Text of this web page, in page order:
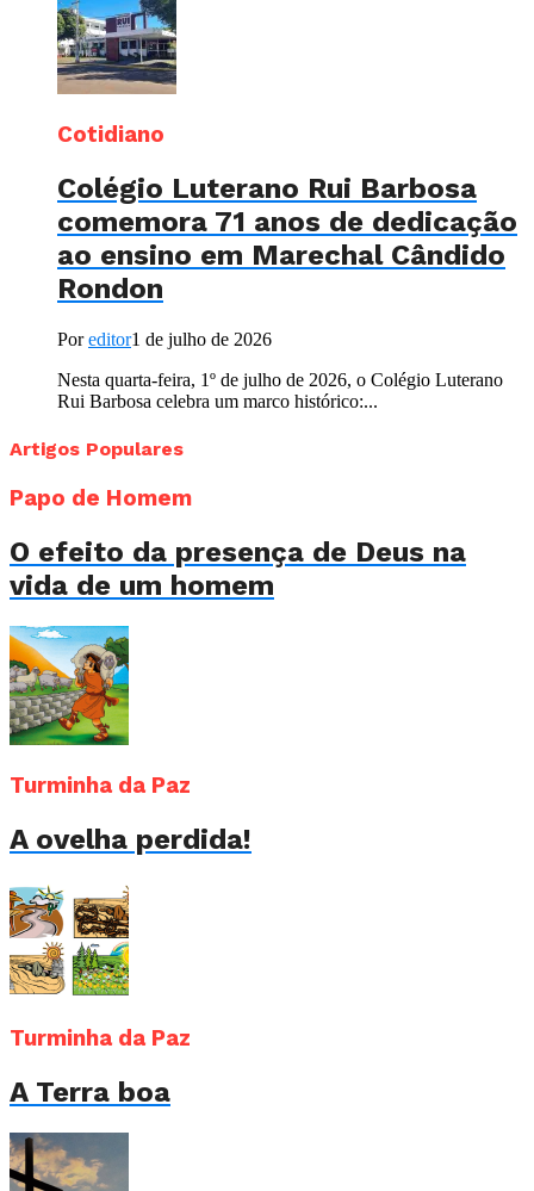
Cotidiano
Colégio Luterano Rui Barbosa
comemora 71 anos de dedicação
ao ensino em Marechal Cândido
Rondon
Poreditor1 de julho de 2026
Nesta quarta-feira, 1º de julho de 2026, o Colégio Luterano
Rui Barbosa celebra um marco histórico:...
Artigos Populares
Papo de Homem
O efeito da presença de Deus na
vida de um homem
Turminha da Paz
A ovelha perdida!
Turminha da Paz
A Terra boa